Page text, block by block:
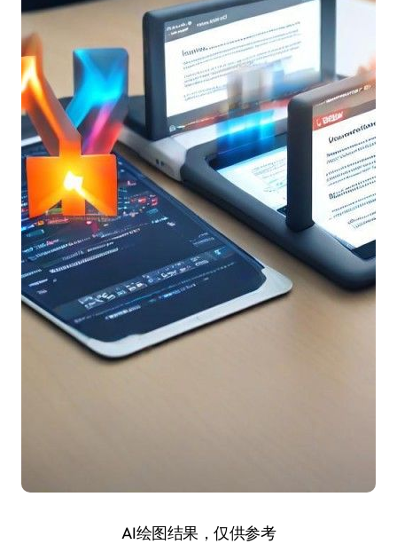
AI绘图结果，仅供参考